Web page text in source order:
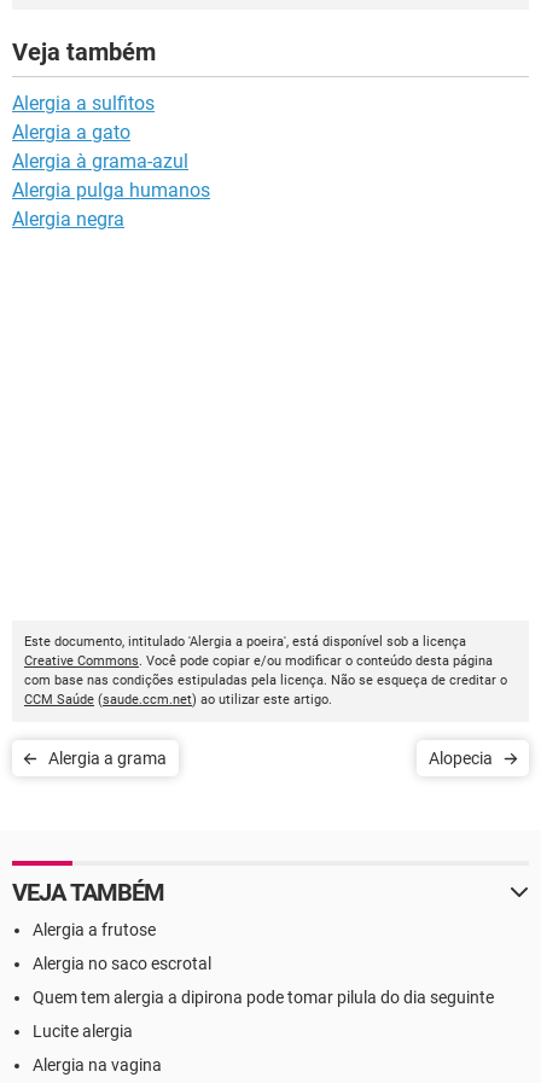
Veja também
Alergia a sulfitos
Alergia a gato
Alergia à grama-azul
Alergia pulga humanos
Alergia negra
Este documento, intitulado 'Alergia a poeira', está disponível sob a licença
Creative Commons. Você pode copiar e/ou modificar o conteúdo desta página
com base nas condições estipuladas pela licença. Não se esqueça de creditar o
CCM Saúde (saude.ccm.net) ao utilizar este artigo.
Alergia a grama Alopecia
VEJA TAMBÉM
Alergia a frutose
Alergia no saco escrotal
Quem tem alergia a dipirona pode tomar pilula do dia seguinte
Lucite alergia
Alergia na vagina